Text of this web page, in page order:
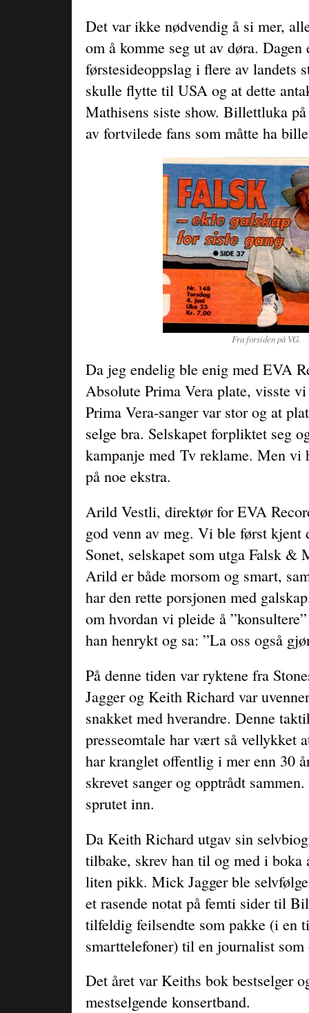
Det var ikke nødvendig å si mer,
om å komme seg ut av døra. Dagen
førstesideoppslag i flere av landets
skulle flytte til USA og at dette
Mathisens siste show. Billettluka
av fortvilede fans som måtte ha
Fra forsiden på VG.
Da jeg endelig ble enig med EVA
Absolute Prima Vera plate, visste
Prima Vera-sanger var stor og at
selge bra. Selskapet forpliktet seg
kampanje medTv reklame. Men vi
på noe ekstra.
Arild Vestli, direktør for EVA
god venn av meg. Vi ble først kjent
Sonet, selskapet som utga Falsk &
Arild er både morsom og smart,
har den rette porsjonen med
om hvordan vi pleide å
han henrykt og sa: ”La oss også
På denne tiden var ryktene fra
Jagger og Keith Richard var
snakket med hverandre. Denne
presseomtale har vært så vellykket
har kranglet offentlig i mer enn 30
skrevet sanger og opptrådt
sprutet inn.
Da Keith Richard utgav sin
tilbake, skrev han til og med i boka
liten pikk. Mick Jagger ble
et rasende notat på femti sider til
tilfeldig feilsendte som pakke (i en
smarttelefoner) til en journalist
Det året var Keiths bok bestselger
mestselgende konsertband.